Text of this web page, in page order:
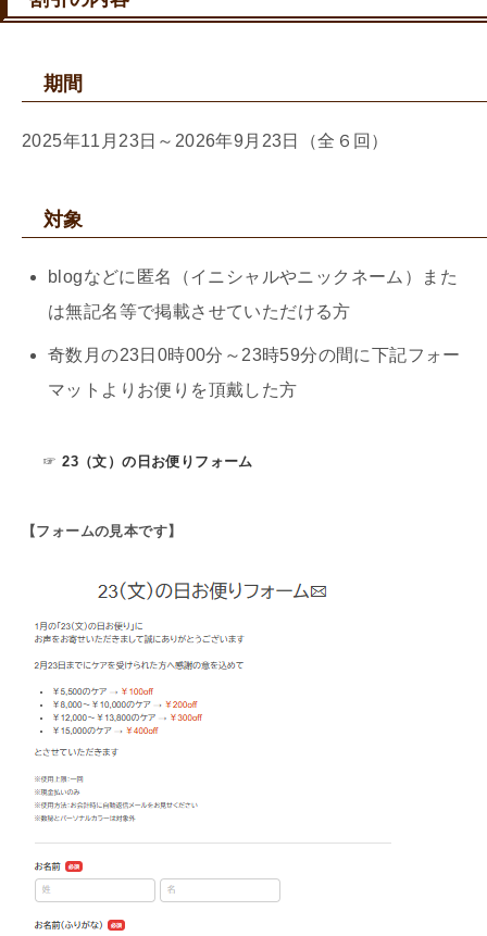
期間
2025年11月23日～2026年9月23日（全６回）
対象
blogなどに匿名（イニシャルやニックネーム）また
は無記名等で掲載させていただける方
奇数月の23日0時00分～23時59分の間に下記フォー
マットよりお便りを頂戴した方
☞23（文）の日お便りフォーム
【フォームの見本です】